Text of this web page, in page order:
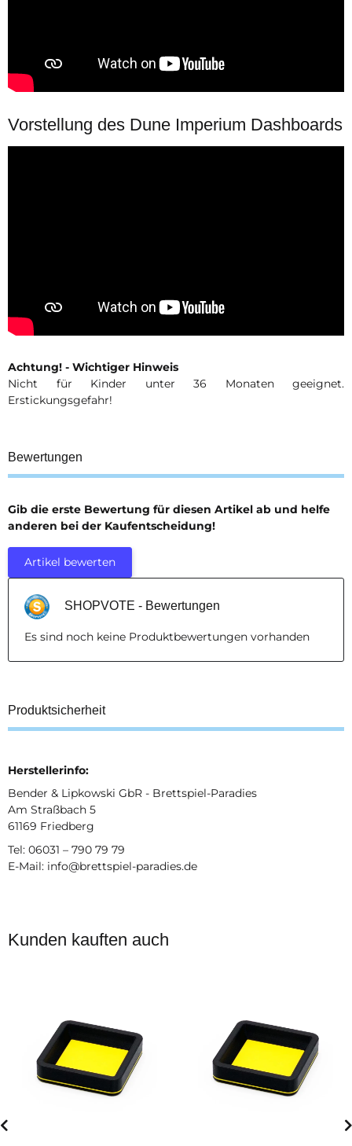
Vorstellung des Dune Imperium Dashboards
Achtung! - Wichtiger Hinweis
Nicht für Kinder unter 36 Monaten geeignet.
Erstickungsgefahr!
Bewertungen
Gib die erste Bewertung für diesen Artikel ab und helfe
anderen bei der Kaufentscheidung!
Artikel bewerten
SHOPVOTE - Bewertungen
Es sind noch keine Produktbewertungen vorhanden
Produktsicherheit
Herstellerinfo:
Bender & Lipkowski GbR - Brettspiel-Paradies
Am Straßbach 5
61169 Friedberg
Tel: 06031 – 790 79 79
E-Mail: info@brettspiel-paradies.de
Kunden kauften auch